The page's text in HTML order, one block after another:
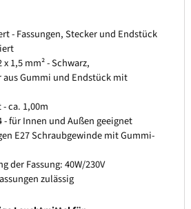
- Fassungen, Stecker und Endstück
1,5 mm² - Schwarz,
aus Gummi und Endstück mit
ca. 1,00m
- für Innen und Außen geeignet
E27 Schraubgewinde mit Gummi-
der Fassung: 40W/230V
zulässig